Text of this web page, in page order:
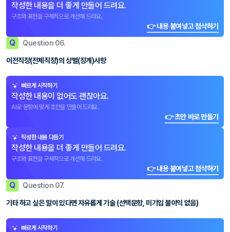
작성한 내용을 더 좋게 만들어 드려요.
구조와 표현을 구체적으로 개선해 드려요.
👉 내용 붙여넣고 첨삭하기
Q Question 06.
이전직장(전체직장)의 상벌(징계)사항
빠르게 시작하기
작성한 내용이 없어도 괜찮아요.
AI로 문항에 맞게 초안을 만들어 드려요.
👉 초안 바로 만들기
작성한 내용 다듬기
작성한 내용을 더 좋게 만들어 드려요.
구조와 표현을 구체적으로 개선해 드려요.
👉 내용 붙여넣고 첨삭하기
Q Question 07.
기타 하고 싶은 말이 있다면 자유롭게 기술 (선택문항, 미기입 불이익 없음)
빠르게 시작하기